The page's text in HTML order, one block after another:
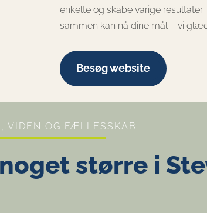
enkelte og skabe varige
sammen kan nå dine mål – vi
Besøg website
VIDEN OG FÆLLESSKAB
større i